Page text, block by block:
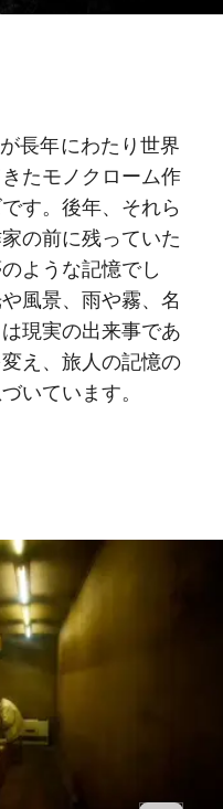
長年にわたり世界
たモノクローム作
す。後年、それら
の前に残っていた
ような記憶でし
風景、雨や霧、名
現実の出来事であ
え、旅人の記憶の
いています。